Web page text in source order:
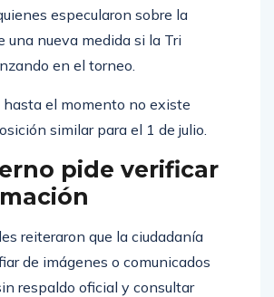
especularon sobre la
una nueva medida si la Tri
en el torneo.
hasta el momento no existe
similar para el 1 de julio.
pide verificar
reiteraron que la ciudadanía
de imágenes o comunicados
respaldo oficial y consultar